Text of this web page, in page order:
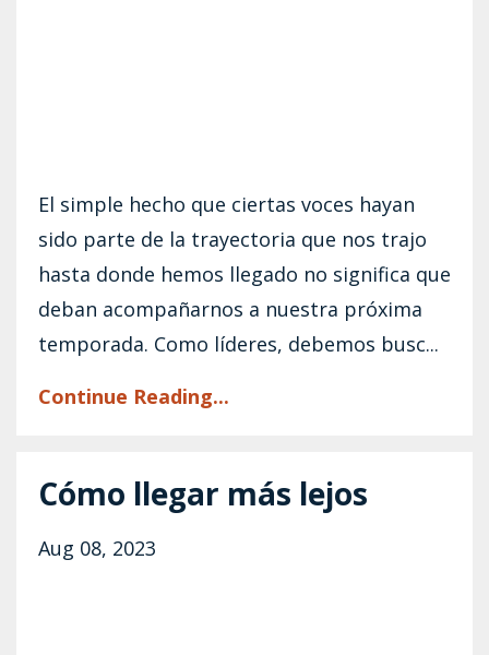
El simple hecho que ciertas voces hayan
sido parte de la trayectoria que nos trajo
hasta donde hemos llegado no significa que
deban acompañarnos a nuestra próxima
temporada. Como líderes, debemos busc...
Continue Reading...
Cómo llegar más lejos
Aug 08, 2023